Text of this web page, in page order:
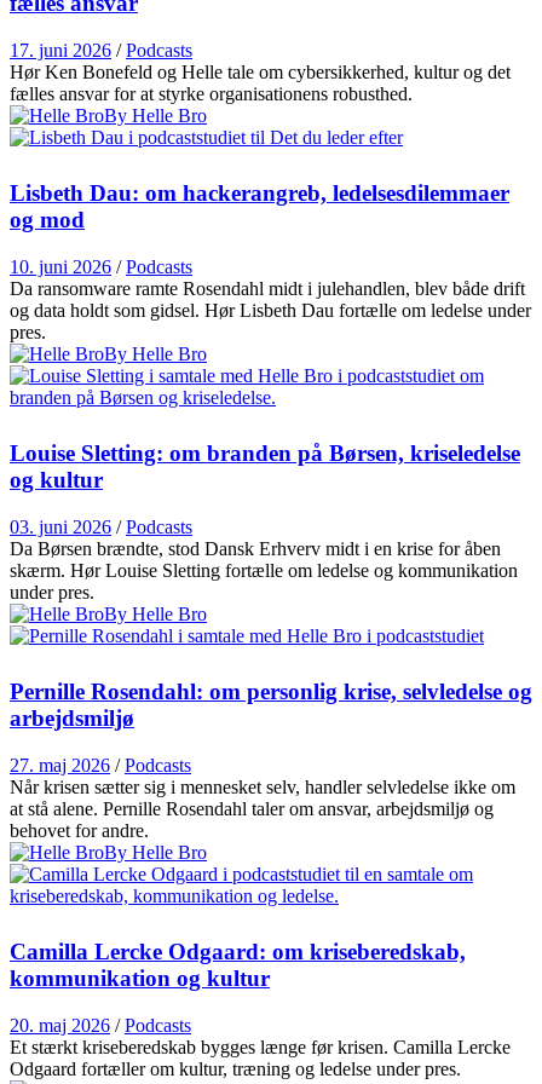
17. juni 2026 / Podcasts
Hør Ken Bonefeld og Helle tale om cybersikkerhed, kultur og det
fælles ansvar for at styrke organisationens robusthed.
By Helle Bro
Lisbeth Dau: om hackerangreb, ledelsesdilemmaer
og mod
10. juni 2026 / Podcasts
Da ransomware ramte Rosendahl midt i julehandlen, blev både drift
og data holdt som gidsel. Hør Lisbeth Dau fortælle om ledelse under
pres.
By Helle Bro
Louise Sletting: om branden på Børsen, kriseledelse
og kultur
03. juni 2026 / Podcasts
Da Børsen brændte, stod Dansk Erhverv midt i en krise for åben
skærm. Hør Louise Sletting fortælle om ledelse og kommunikation
under pres.
By Helle Bro
Pernille Rosendahl: om personlig krise, selvledelse og
arbejdsmiljø
27. maj 2026 / Podcasts
Når krisen sætter sig i mennesket selv, handler selvledelse ikke om
at stå alene. Pernille Rosendahl taler om ansvar, arbejdsmiljø og
behovet for andre.
By Helle Bro
Camilla Lercke Odgaard: om kriseberedskab,
kommunikation og kultur
20. maj 2026 / Podcasts
Et stærkt kriseberedskab bygges længe før krisen. Camilla Lercke
Odgaard fortæller om kultur, træning og ledelse under pres.